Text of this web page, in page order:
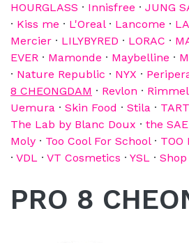
HOURGLASS · Innisfree · JUNG
· Kiss me · L'Oreal· Lancome ·
Mercier · LILYBYRED · LORAC ·
EVER · Mamonde · Maybelline ·
· Nature Republic · NYX ·
8 CHEONGDAM · Revlon · Rimmel
Uemura · Skin Food · Stila ·
The Lab by Blanc Doux · the
Moly · Too Cool For School· TOO
· VDL · VT Cosmetics · YSL ·
PRO 8